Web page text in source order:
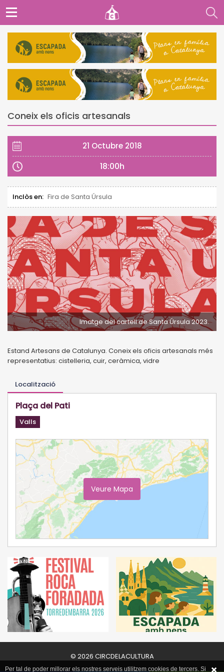
Coneix els oficis artesanals
21 Octubre 2018
18:00h
Inclòs en: Fira de Santa Úrsula
Imatge del cartell de Santa Úrsula 2023.
Estand Artesans de Catalunya. Coneix els oficis artesanals més
representatius: cistelleria, cuir, ceràmica, vidre
Localització
Plaça del Pati
Valls
Veure Mapa
© 2026 CIRCDELACULTURA
Per tal de poder millorar els nostres serveis utilitzem cookies de tercers. Si